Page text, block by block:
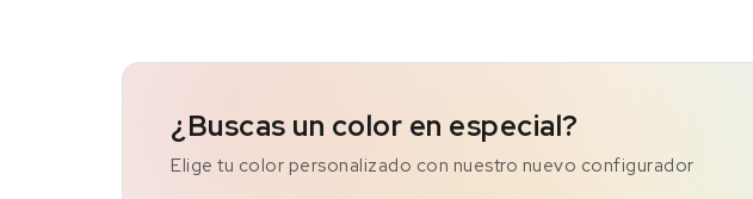
¿Buscas un color en especial?
Elige tu color personalizado con nuestro nuevo configurador